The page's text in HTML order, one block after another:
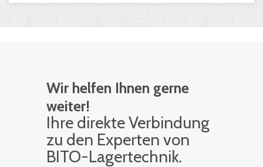
Wir helfen Ihnen gerne
weiter!
Ihre di­rek­te Ver­bin­dung
zu den Ex­per­ten von
BITO-La­ger­tech­nik.